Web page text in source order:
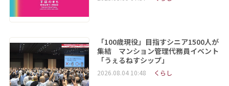
「100歳現役」目指すシニア1500人が
集結 マンション管理代務員イベント
「うぇるねすシップ」
2026.08.04 10:48 くらし